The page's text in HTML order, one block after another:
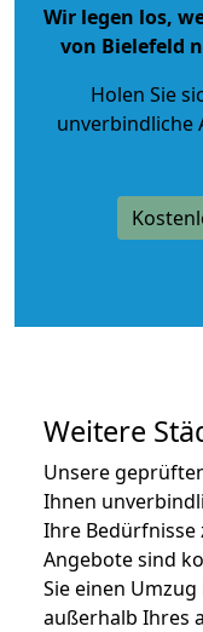
Wir legen los,
von Bielefeld
Holen Sie
unverbindliche
Weitere
Unsere
Ihnen
Ihre Bedürfnisse
Angebote sind
Sie einen
außerhalb Ihres